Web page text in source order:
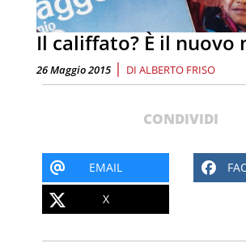
Il califfato? È il nuovo
26 Maggio 2015 | DI ALBERTO FRISO
CONDIVIDI
EMAIL
X